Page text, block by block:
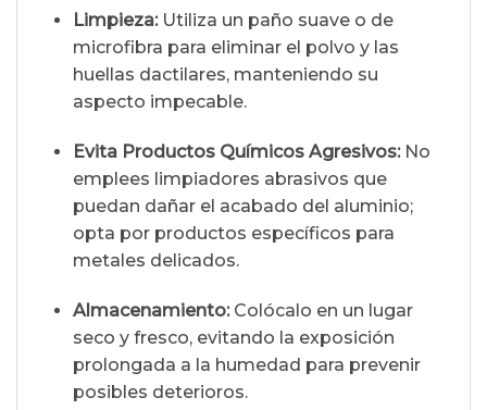
Limpieza:Utiliza un paño suave o de
microfibra para eliminar el polvo y las
huellas dactilares, manteniendo su
aspecto impecable.
Evita Productos Químicos Agresivos:No
emplees limpiadores abrasivos que
puedan dañar el acabado del aluminio;
opta por productos específicos para
metales delicados.
Almacenamiento:Colócalo en un lugar
seco y fresco, evitando la exposición
prolongada a la humedad para prevenir
posibles deterioros.